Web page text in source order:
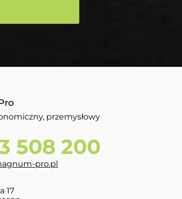
przemysłowy
508 200
pro.pl
17